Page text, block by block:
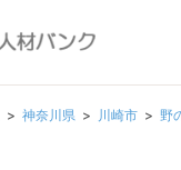
神奈川県 川崎市 野